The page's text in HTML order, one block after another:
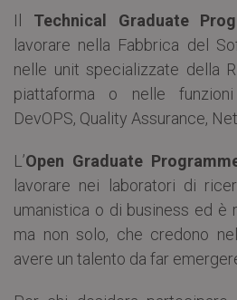
Il Technical Graduate
lavorare nella Fabbrica del
nelle unit specializzate della
piattaforma o nelle
DevOPS, Quality Assurance,
L’Open Graduate
lavorare nei laboratori di
umanistica o di business ed è
ma non solo, che credono
avere un talento da far